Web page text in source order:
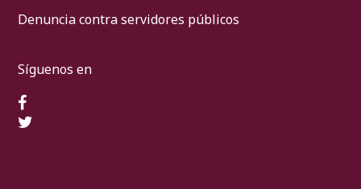
Denuncia contra servidores públicos
Síguenos en